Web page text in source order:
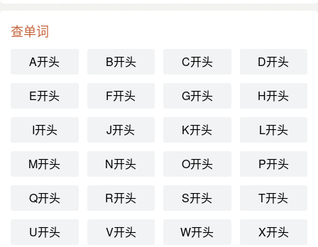
查单词
A开头 B开头 C开头 D开头
E开头 F开头 G开头 H开头
I开头 J开头 K开头 L开头
M开头 N开头 O开头 P开头
Q开头 R开头 S开头 T开头
U开头 V开头 W开头 X开头